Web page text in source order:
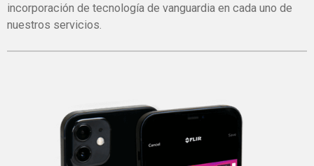
incorporación de tecnología de vanguardia en cada uno de
nuestros servicios.